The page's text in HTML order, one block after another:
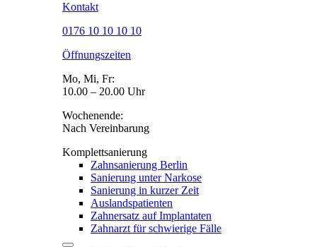
Kontakt
0176 10 10 10 10
Öffnungszeiten
Mo, Mi, Fr:
10.00 – 20.00 Uhr
Wochenende:
Nach Vereinbarung
Komplettsanierung
Zahnsanierung Berlin
Sanierung unter Narkose
Sanierung in kurzer Zeit
Auslandspatienten
Zahnersatz auf Implantaten
Zahnarzt für schwierige Fälle